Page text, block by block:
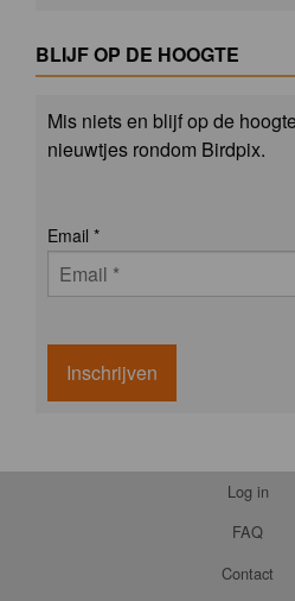
BLIJF OP DE HOOGTE
Mis niets en blijf op de
nieuwtjes rondom Birdpix.
Email *
Inschrijven
Log in
FAQ
Contact